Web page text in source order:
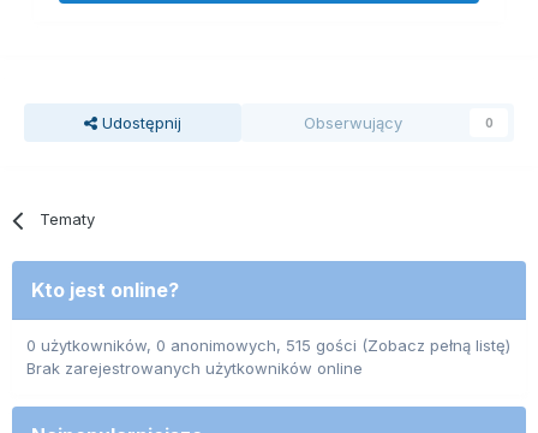
Udostępnij Obserwujący 0
Tematy
Kto jest online?
0 użytkowników, 0 anonimowych, 515 gości (Zobacz pełną listę)
Brak zarejestrowanych użytkowników online